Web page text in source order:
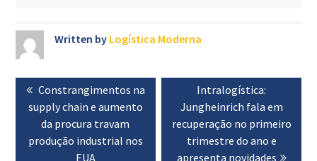
Written by Logística Moderna
Navegação
de
artigos
Previous
post:
Constrangimentos na
supply chain e aumento
da procura travam
produção industrial nos
EUA
Next
post:
Intralogística:
Jungheinrich fala em
recuperação no primeiro
trimestre do ano e
apresenta novidades